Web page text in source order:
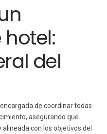
éxito del hotel
del
de coordinar todas
asegurando que
con los objetivos del